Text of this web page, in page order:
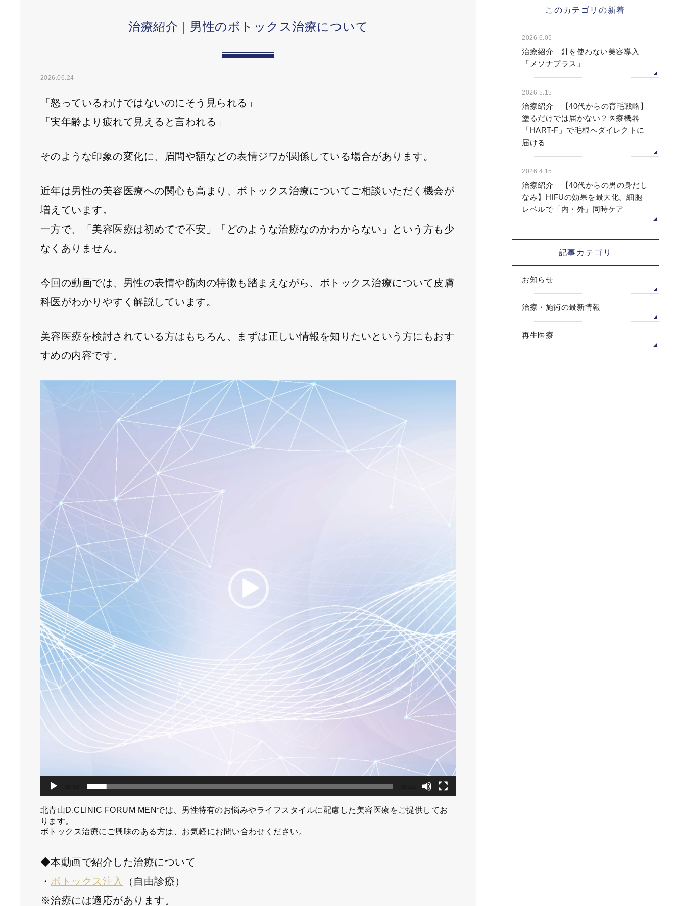
治療紹介｜男性のボトックス治療について
2026.06.24
「怒っているわけではないのにそう見られる」
「実年齢より疲れて見えると言われる」
そのような印象の変化に、眉間や額などの表情ジワが関係している場合があります。
近年は男性の美容医療への関心も高まり、ボトックス治療についてご相談いただく機会が
増えています。
一方で、「美容医療は初めてで不安」「どのような治療なのかわからない」という方も少
なくありません。
今回の動画では、男性の表情や筋肉の特徴も踏まえながら、ボトックス治療について皮膚
科医がわかりやすく解説しています。
美容医療を検討されている方はもちろん、まずは正しい情報を知りたいという方にもおす
すめの内容です。
北青山D.CLINIC FORUM MENでは、男性特有のお悩みやライフスタイルに配慮した美容医療をご提供してお
ります。
ボトックス治療にご興味のある方は、お気軽にお問い合わせください。
◆本動画で紹介した治療について
・ ボトックス注入
（自由診療）
※治療には適応があります。
このカテゴリの新着
2026.6.05
治療紹介｜針を使わない美容導入
「メソナプラス」
2026.5.15
治療紹介｜【40代からの育毛戦略】
塗るだけでは届かない？医療機器
「HART-F」で毛根へダイレクトに
届ける
2026.4.15
治療紹介｜【40代からの男の身だし
なみ】HIFUの効果を最大化。細胞
レベルで「内・外」同時ケア
記事カテゴリ
お知らせ
治療・施術の最新情報
再生医療